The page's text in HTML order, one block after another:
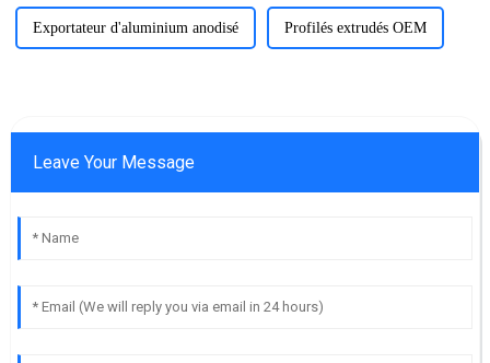
Exportateur d'aluminium anodisé Profilés extrudés OEM
Leave Your Message